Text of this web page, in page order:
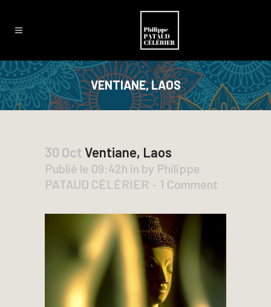
VENTIANE, LAOS
30 OctVentiane, Laos
Publié le 09:42h in by Philippe
PATAUD CÉLÉRIER
1 Comment